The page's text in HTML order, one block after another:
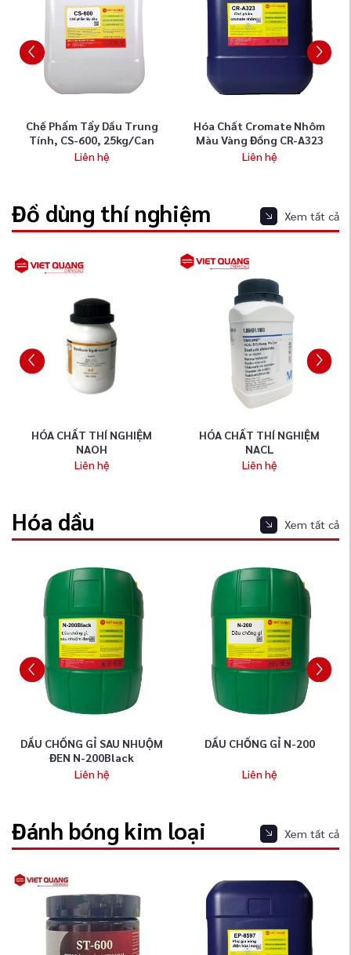
Chế Phẩm Tẩy Dầu Trung
Tính, CS-600, 25kg/can
Liên hệ
Hóa Chất Cromate Nhôm
Màu Vàng Đồng CR-A323
Liên hệ
Đồ dùng thí nghiệm Xem tất cả
HÓA CHẤT THÍ NGHIỆM
NAOH
Liên hệ
HÓA CHẤT THÍ NGHIỆM
NACL
Liên hệ
Hóa dầu Xem tất cả
DẦU CHỐNG GỈ SAU NHUỘM
ĐEN N-200Black
Liên hệ
DẦU CHỐNG GỈ N-200
Liên hệ
Đánh bóng kim loại Xem tất cả